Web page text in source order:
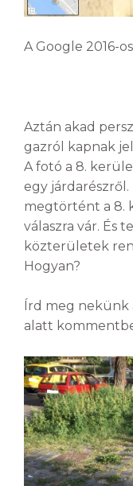
A Google 2016-
Aztán akad
gazról kapnak
A fotó a 8.
egy
megtörtént a 8.
válaszra vár. És
közterületek
Hogyan?
Írd meg nekünk
alatt